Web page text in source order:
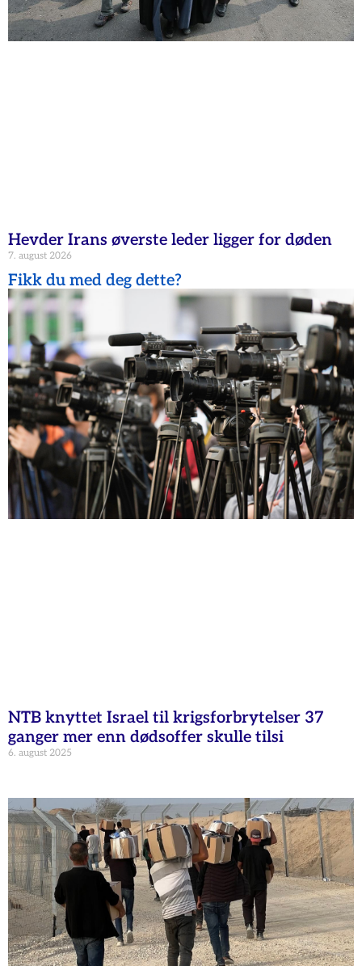
Hevder Irans øverste leder ligger for døden
7. august 2026
Fikk du med deg dette?
NTB knyttet Israel til krigsforbrytelser 37
ganger mer enn dødsoffer skulle tilsi
6. august 2025